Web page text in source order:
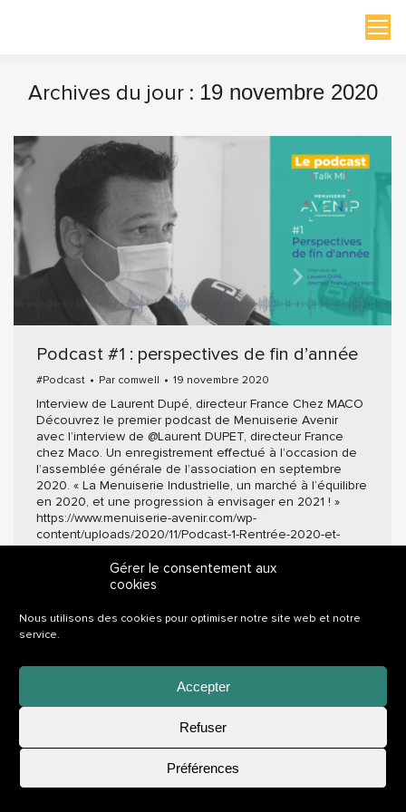
Gérer le consentement aux
cookies
Nous utilisons des cookies pour optimiser notre site web et notre
service.
Accepter
Refuser
Préférences
Archives du jour : 19 novembre 2020
Podcast #1 : perspectives de fin d’année
#Podcast Par comwell 19 novembre 2020
Interview de Laurent Dupé, directeur France Chez MACO
Découvrez le premier podcast de Menuiserie Avenir
avec l’interview de @Laurent DUPET, directeur France
chez Maco. Un enregistrement effectué à l’occasion de
l’assemblée générale de l’association en septembre
2020. « La Menuiserie Industrielle, un marché à l’équilibre
en 2020, et une progression à envisager en 2021 ! »
https://www.menuiserie-avenir.com/wp-
content/uploads/2020/11/Podcast-1-Rentrée-2020-et-
Perspectives.mp3